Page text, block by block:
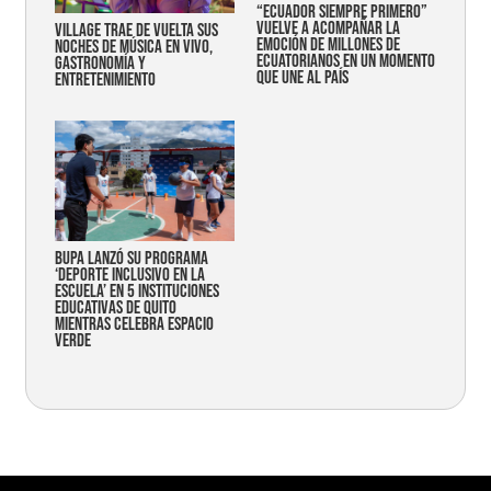
Village trae de vuelta sus
noches de música en vivo,
gastronomía y
entretenimiento
“Ecuador siempre primero”
vuelve a acompañar la
emoción de millones de
ecuatorianos en un momento
que une al país
Bupa lanzó su programa
‘Deporte Inclusivo en la
Escuela’ en 5 instituciones
educativas de Quito
mientras celebra espacio
verde